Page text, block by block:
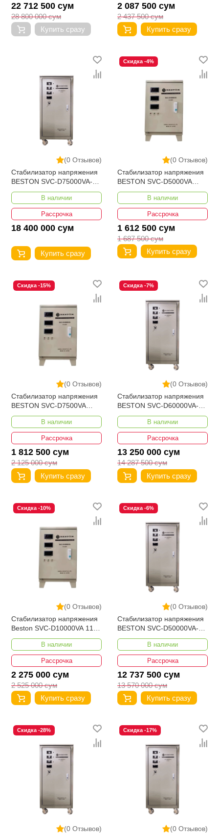
22 712 500 сум
28 800 000 сум
Купить сразу
2 087 500 сум
2 437 500 сум
Купить сразу
(0 Отзывов)
Стабилизатор напряжения
BESTON SVC-D75000VA-3
280-430V
В наличии
Рассрочка
18 400 000 сум
Купить сразу
(0 Отзывов)
Скидка -4%
Стабилизатор напряжения
BESTON SVC-D5000VA
110-250V Вертикал Bypass
В наличии
Рассрочка
1 612 500 сум
1 687 500 сум
Купить сразу
(0 Отзывов)
Скидка -15%
Стабилизатор напряжения
BESTON SVC-D7500VA
110-250V Вертикал Bypass
В наличии
Рассрочка
1 812 500 сум
2 125 000 сум
Купить сразу
(0 Отзывов)
Скидка -7%
Стабилизатор напряжения
BESTON SVC-D60000VA-3
280-430V
В наличии
Рассрочка
13 250 000 сум
14 287 500 сум
Купить сразу
(0 Отзывов)
Скидка -10%
Стабилизатор напряжения
Beston SVC-D10000VA 110-
250V Вертикал Bypass
В наличии
Рассрочка
2 275 000 сум
2 525 000 сум
Купить сразу
(0 Отзывов)
Скидка -6%
Стабилизатор напряжения
BESTON SVC-D50000VA-3
280-430V Вертикал Bypass
В наличии
Рассрочка
12 737 500 сум
13 570 000 сум
Купить сразу
(0 Отзывов)
Скидка -28%
(0 Отзывов)
Скидка -17%